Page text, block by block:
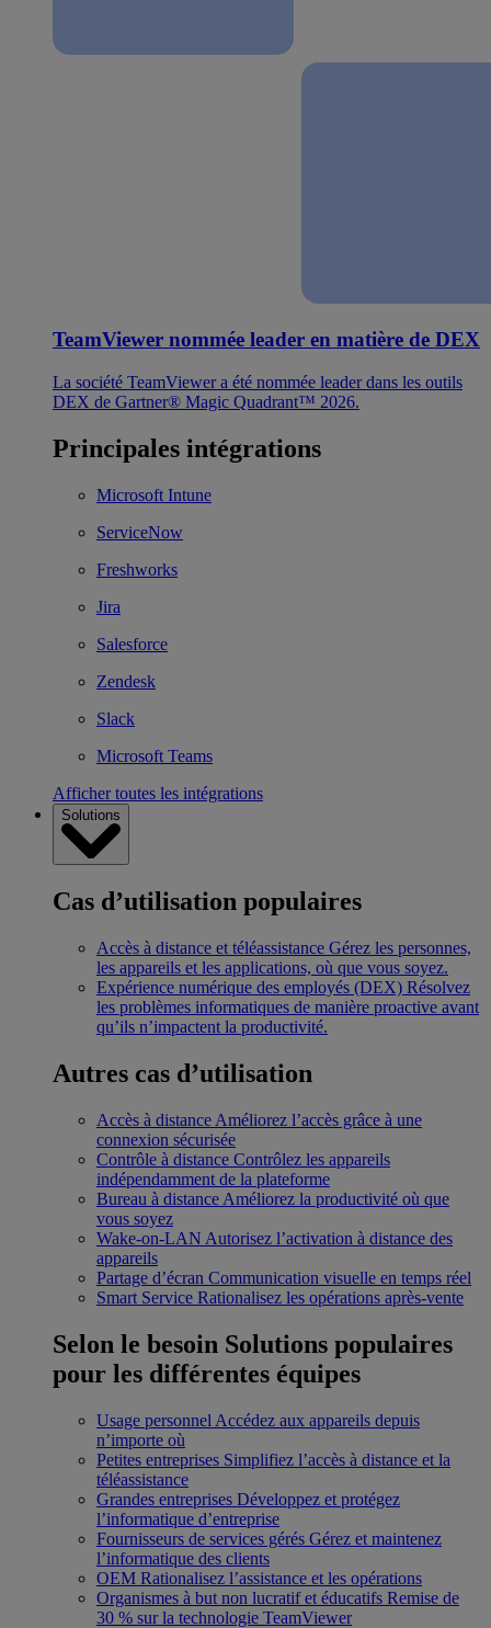
TeamViewer nommée leader en matière de DEX
La société TeamViewer a été nommée leader dans les outils
DEX de Gartner® Magic Quadrant™ 2026.
Principales intégrations
Microsoft Intune
ServiceNow
Freshworks
Jira
Salesforce
Zendesk
Slack
Microsoft Teams
Afficher toutes les intégrations
Solutions
Cas d’utilisation populaires
Accès à distance et téléassistance Gérez les personnes,
les appareils et les applications, où que vous soyez.
Expérience numérique des employés (DEX) Résolvez
les problèmes informatiques de manière proactive avant
qu’ils n’impactent la productivité.
Autres cas d’utilisation
Accès à distance Améliorez l’accès grâce à une
connexion sécurisée
Contrôle à distance Contrôlez les appareils
indépendamment de la plateforme
Bureau à distance Améliorez la productivité où que
vous soyez
Wake-on-LAN Autorisez l’activation à distance des
appareils
Partage d’écran Communication visuelle en temps réel
Smart Service Rationalisez les opérations après-vente
Selon le besoin Solutions populaires
pour les différentes équipes
Usage personnel Accédez aux appareils depuis
n’importe où
Petites entreprises Simplifiez l’accès à distance et la
téléassistance
Grandes entreprises Développez et protégez
l’informatique d’entreprise
Fournisseurs de services gérés Gérez et maintenez
l’informatique des clients
OEM Rationalisez l’assistance et les opérations
Organismes à but non lucratif et éducatifs Remise de
30 % sur la technologie TeamViewer